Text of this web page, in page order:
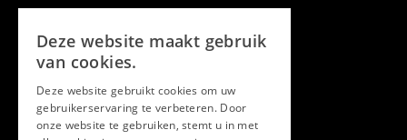
Facebook
Twitter
Deze website maakt gebruik
van cookies.
Deze website gebruikt cookies om uw
gebruikerservaring te verbeteren. Door
onze website te gebruiken, stemt u in met